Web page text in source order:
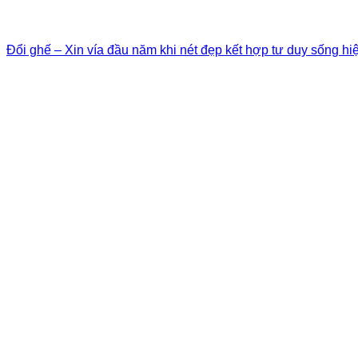
Đổi ghế – Xin vía đầu năm khi nét đẹp kết hợp tư duy sống